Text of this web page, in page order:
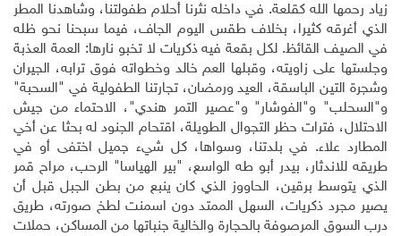
زياد رحمها الله كقلعة. في داخله نثرنا أحلام طفولتنا، وشاهدنا المطر
الذي أغرقه كثيرا، بخلاف طقس اليوم الجاف، فيما سبحنا نحو ظله
في الصيف القائظ. لكل بقعة فيه ذكريات لا تخبو نارها: العمة العذبة
وجلستها على زاويته، وقبلها العم خالد وخطواته فوق ترابه، الجيران
وشجرة التين الباسقة، العيد ورمضان، تجارتنا الطفولية في "السحبة"
و"السحلب" و"الفوشار" و"عصير التمر هندي"، الاحتماء من جيش
الاحتلال، فترات حظر التجوال الطويلة، اقتحام الجنود له بحثا عن أخي
المطارد علاء. في بلدتنا، وسواها، كل شيء جميل اختفى أو في
طريقه للاندثار، بيدر أبو طه الواسع، "بير الهياسا" الرحب، مراح قمر
الذي يتوسط برقين، الحاووز الذي كان ينبع من بطن الجبل قبل أن
يصير مجرد ذكريات، السهل الممتد دون اسمنت لطخ صورته، طريق
درب السوق المرصوفة بالحجارة والخالية جنباتها من المساكن، حملات